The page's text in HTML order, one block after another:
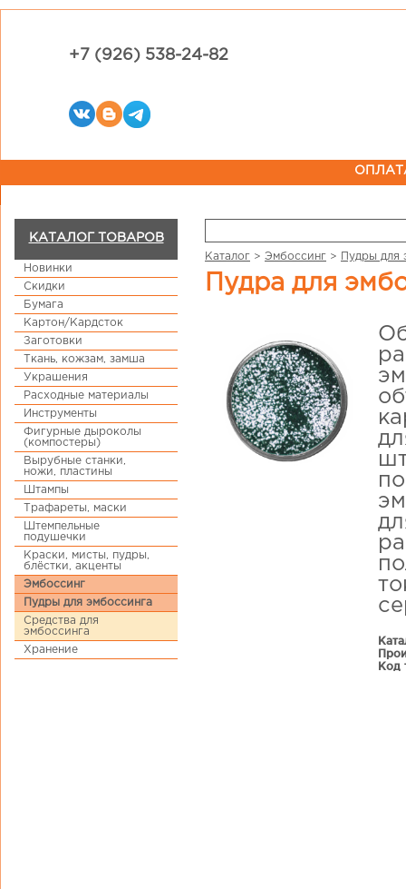
+7 (926) 538-24-82
КАТАЛОГ ТОВАРОВ
Новинки
Скидки
Бумага
Картон/Кардсток
Заготовки
Ткань, кожзам, замша
Украшения
Расходные материалы
Инструменты
Фигурные дыроколы
(компостеры)
Вырубные станки,
ножи, пластины
Штампы
Трафареты, маски
Штемпельные
подушечки
Краски, мисты, пудры,
блёстки, акценты
Эмбоссинг
Пудры для эмбоссинга
Средства для
эмбоссинга
Хранение
Каталог > Эмбоссинг > Пудры для
Пудра для
Код